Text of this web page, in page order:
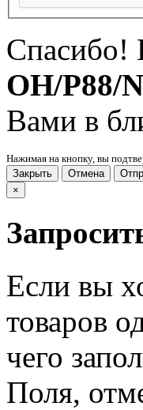
Спасибо!
OH/P88/
Вами в
Нажимая на кнопку, вы
Закрыть
Отмена
×
Если вы
товаров
чего
Поля,